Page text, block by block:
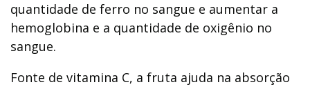
quantidade de ferro no sangue e aumentar a
hemoglobina e a quantidade de oxigênio no
sangue.
Fonte de vitamina C, a fruta ajuda na absorção